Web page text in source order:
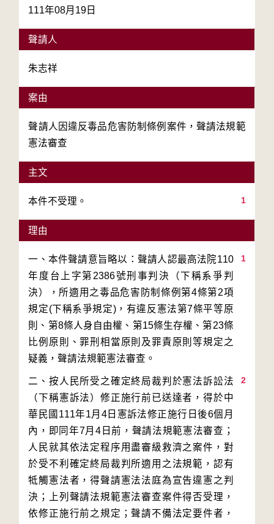
111年08月19日
聲請人
朱志祥
案由
聲請人因違反毒品危害防制條例案件，聲請法規範
憲法審查
主文
1
本件不受理。
理由
1
一、本件聲請意旨略以：聲請人認最高法院110
年度台上字第2386號刑事判決（下稱系爭判
決），所適用之毒品危害防制條例第4條第2項
規定(下稱系爭規定)，有違反憲法第7條平等原
則、第8條人身自由權、第15條生存權、第23條
比例原則、罪刑相當原則及罪責原則等規定之
2
二、按人民所受之確定終局裁判於憲法訴訟法
（下稱憲訴法）修正施行前已送達者，得於中
華民國111年1月4日憲訴法修正施行日後6個月
內，即同年7月4日前，聲請法規範憲法審查；
人民就其依法定程序用盡審級救濟之案件，對
於受不利確定終局裁判所適用之法規範，認有
牴觸憲法者，得聲請憲法法庭為宣告違憲之判
決；上列聲請法規範憲法審查案件得否受理，
依修正施行前之規定；聲請不備法定要件者，